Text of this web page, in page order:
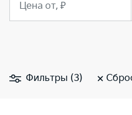
Цена от, ₽
Фильтры (3)